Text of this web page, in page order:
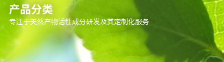
产品分类
专注于天然产物活性成分研发及其定制化服务